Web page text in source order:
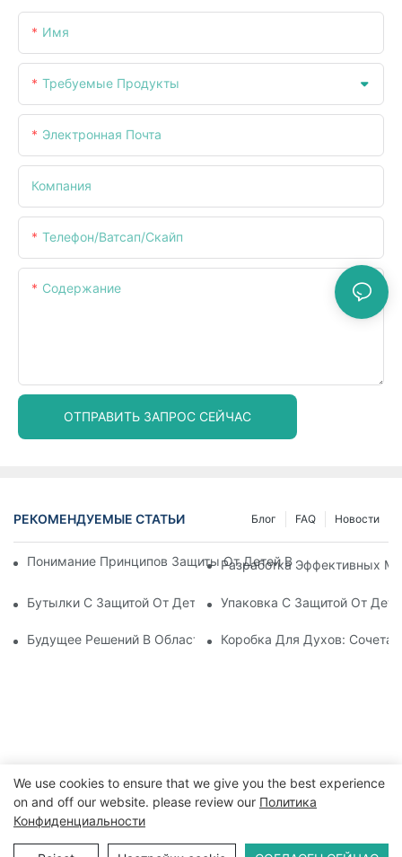
Имя
Требуемые Продукты
Электронная Почта
Компания
Телефон/ватсап/скайп
Содержание
ОТПРАВИТЬ ЗАПРОС СЕЙЧАС
РЕКОМЕНДУЕМЫЕ СТАТЬИ Новости
FAQ
Блог
Понимание Принципов Защиты От Детей В Упаковке:
Разработка Эффективных
Бутылки С Защитой От Детей: Что Нужно Знать Для
Упаковка С Защитой От
Будущее Решений В Области Упаковки, Защищающей От
Коробка Для Духов:
Copyright © 2026 WWW.ECCODY.COM |
Политика конфиденциальности
We use cookies to ensure that we give you the best experience
on and off our website. please review our Политика
Конфиденциальности